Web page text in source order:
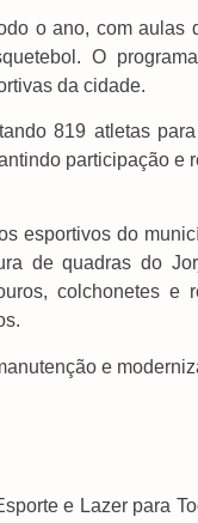
o ano, com aulas
O
da cidade.
819 atletas
participação e
esportivos do
de quadras do
colchonetes e
e
e Lazer para